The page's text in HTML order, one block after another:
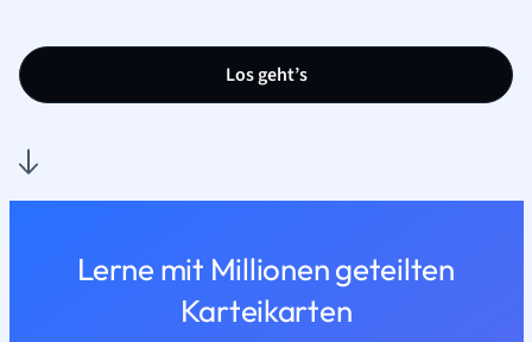
Los geht’s
Lerne mit Millionen geteilten
Karteikarten